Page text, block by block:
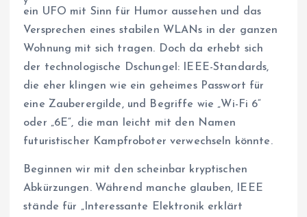
ein UFO mit Sinn für Humor aussehen und das
Versprechen eines stabilen WLANs in der ganzen
Wohnung mit sich tragen. Doch da erhebt sich
der technologische Dschungel: IEEE-Standards,
die eher klingen wie ein geheimes Passwort für
eine Zauberergilde, und Begriffe wie „Wi-Fi 6“
oder „6E“, die man leicht mit den Namen
futuristischer Kampfroboter verwechseln könnte.
Beginnen wir mit den scheinbar kryptischen
Abkürzungen. Während manche glauben, IEEE
stände für „Interessante Elektronik erklärt